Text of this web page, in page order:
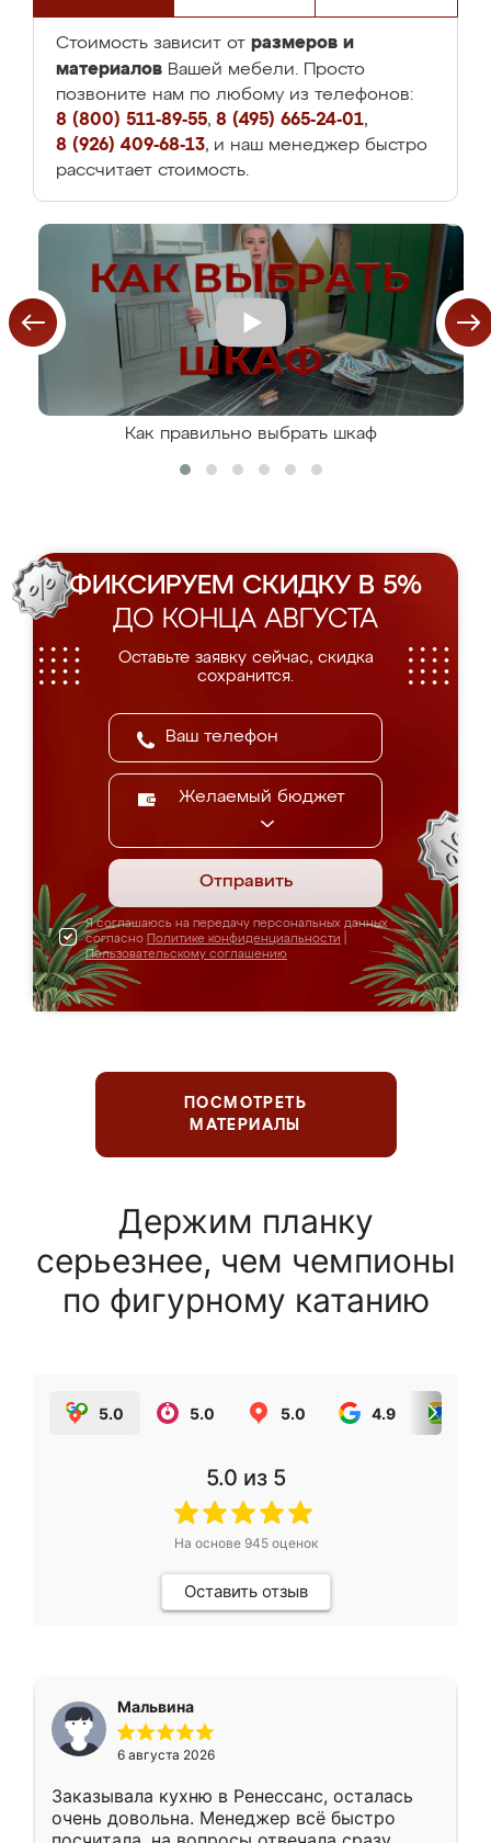
Стоимость зависит от размеров и
материалов Вашей мебели. Просто
позвоните нам по любому из телефонов:
8 (800) 511-89-55, 8 (495) 665-24-01,
8 (926) 409-68-13, и наш менеджер быстро
рассчитает стоимость.
Как правильно выбрать шкаф
ФИКСИРУЕМ СКИДКУ В 5%
ДО КОНЦА АВГУСТА
Оставьте заявку сейчас, скидка
сохранится.
Желаемый бюджет
Отправить
Я соглашаюсь на передачу персональных данных
согласно Политике конфиденциальности
Пользовательскому соглашению
ПОСМОТРЕТЬ
МАТЕРИАЛЫ
Держим планку
серьезнее, чем чемпионы
по фигурному катанию
5.0 5.0 5.0 4.9
5.0 из 5
На основе 945оценок
Оставить отзыв
Мальвина
6 августа 2026
Заказывала кухню в Ренессанс, осталась
очень довольна. Менеджер всё быстро